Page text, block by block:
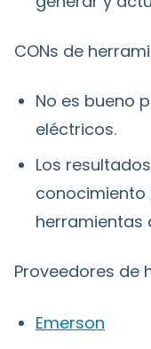
CONs de
No es bueno
eléctricos.
Los
conocimiento
herramientas
Proveedores de
Emerson